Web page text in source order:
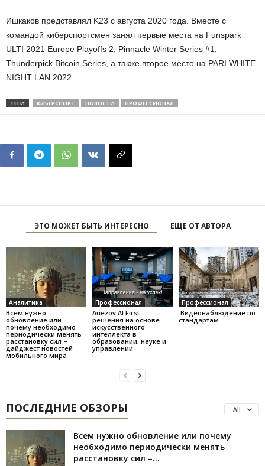
Ишкаков представлял K23 с августа 2020 года. Вместе с
командой киберспортсмен занял первые места на Funspark
ULTI 2021 Europe Playoffs 2, Pinnacle Winter Series #1,
Thunderpick Bitcoin Series, а также второе место на PARI WHITE
NIGHT LAN 2022.
ТЕГИ КИБЕРСПОРТ НОВОСТИ ПРОФЕССИОНАЛ
ЭТО МОЖЕТ БЫТЬ ИНТЕРЕСНО ЕЩЕ ОТ АВТОРА
Аналитика
Всем нужно
обновление или
почему необходимо
периодически менять
расстановку сил –
дайджест новостей
мобильного мира
Профессионал
Auezov AI First:
решения на основе
искусственного
интеллекта в
образовании, науке и
управлении
Профессионал
Видеонаблюдение по
стандартам
ПОСЛЕДНИЕ ОБЗОРЫ All
Всем нужно обновление или почему
необходимо периодически менять
расстановку сил –...